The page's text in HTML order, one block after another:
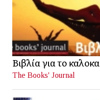
Βιβλία για το
The Books' Journal